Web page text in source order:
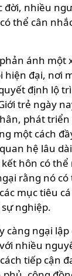
nhiều
thể cân
ánh một
hiện đại, nơi
định lộ
trẻ ngày
phát
một cách
hệ lâu
hôn có thể
rằng nó
mục tiêu
nghiệp.
càng ngại
nhiều
tiếp cận